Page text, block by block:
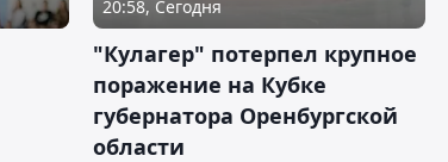
20:58, Сегодня
"Кулагер" потерпел крупное
поражение на Кубке
губернатора Оренбургской
области